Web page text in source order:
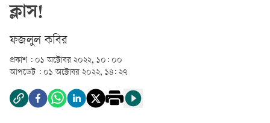
ক্লাস!
ফজলুল কবির
প্রকাশ : ০১ অক্টোবর ২০২২, ১০: ০০
আপডেট : ০১ অক্টোবর ২০২২, ১৪: ২৭